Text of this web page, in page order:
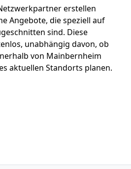
erstellen
Angebote, die speziell auf
sind. Diese
unabhängig davon, ob
von Mainbernheim
aktuellen Standorts planen.